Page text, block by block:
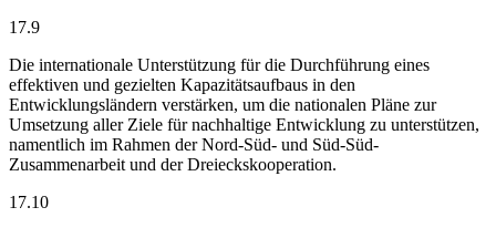
17.9
Die internationale Unterstützung für die Durchführung eines
effektiven und gezielten Kapazitätsaufbaus in den
Entwicklungsländern verstärken, um die nationalen Pläne zur
Umsetzung aller Ziele für nachhaltige Entwicklung zu unterstützen,
namentlich im Rahmen der Nord-Süd- und Süd-Süd-
Zusammenarbeit und der Dreieckskooperation.
17.10